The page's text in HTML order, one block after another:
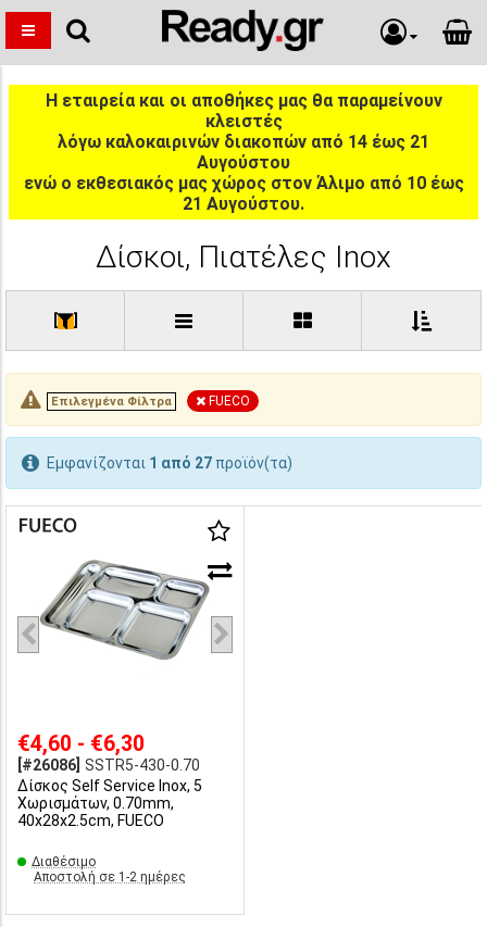
Η εταιρεία και οι αποθήκες μας θα παραμείνουν
κλειστές
λόγω καλοκαιρινών διακοπών από 14 έως 21
Αυγούστου
ενώ ο εκθεσιακός μας χώρος στον Άλιμο από 10 έως
21 Αυγούστου.
Δίσκοι, Πιατέλες Inox
[ ]
Επιλεγμένα Φίλτρα FUECO
Εμφανίζονται 1 από 27 προϊόν(τα)
€4,60 - €6,30
[#26086] SSTR5-430-0.70
Δίσκος Self Service Inox, 5
Xωρισμάτων, 0.70mm,
40x28x2.5cm, FUECO
Διαθέσιμο
Αποστολή σε 1-2 ημέρες